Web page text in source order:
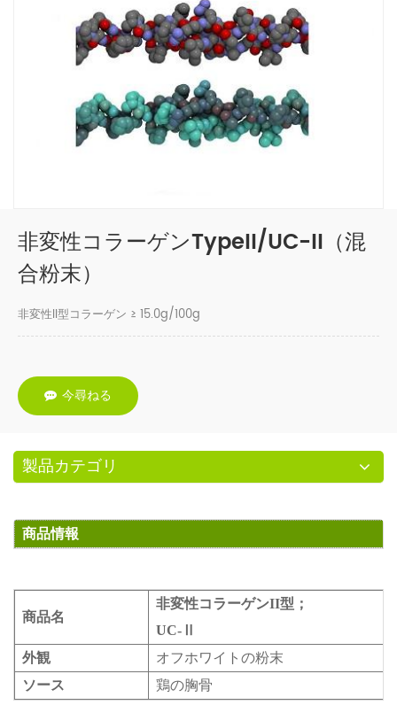
非変性コラーゲンTypeII/UC-II（混
合粉末）
非変性II型コラーゲン ≥ 15.0g/100g
今尋ねる
製品カテゴリ
商品情報
商品名
非変性コラーゲンII型 ；
UC-Ⅱ
外観
オフホワイトの粉末
ソース
鶏の胸骨